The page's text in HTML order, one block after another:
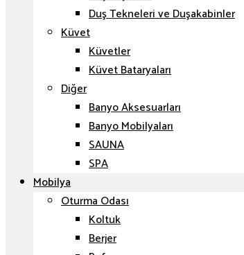
Duş Tekneleri ve Duşakabinler
Küvet
Küvetler
Küvet Bataryaları
Diğer
Banyo Aksesuarları
Banyo Mobilyaları
SAUNA
SPA
Mobilya
Oturma Odası
Koltuk
Berjer